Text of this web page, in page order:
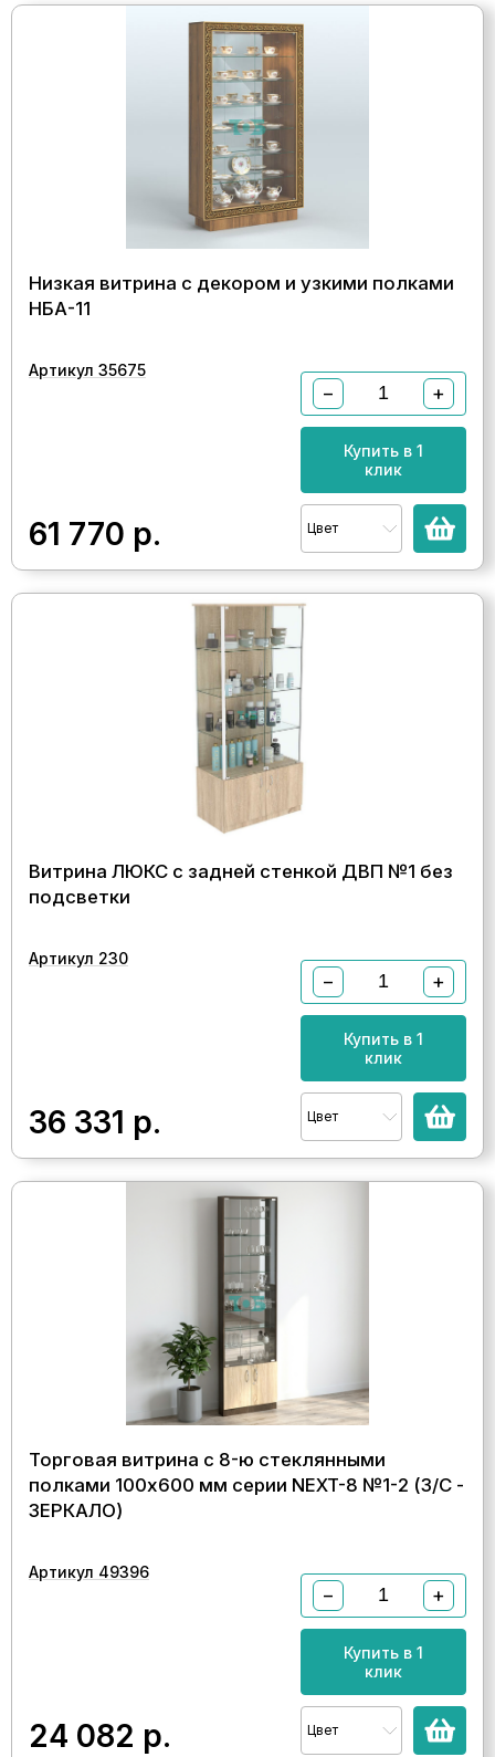
Низкая витрина с декором и узкими полками
НБА-11
Артикул 35675
61 770 р.
− +
Купить в 1
клик
Цвет
Витрина ЛЮКС с задней стенкой ДВП №1 без
подсветки
Артикул 230
36 331 р.
− +
Купить в 1
клик
Цвет
Торговая витрина с 8-ю стеклянными
полками 100x600 мм серии NEXT-8 №1-2 (З/C -
ЗЕРКАЛО)
Артикул 49396
24 082 р.
− +
Купить в 1
клик
Цвет